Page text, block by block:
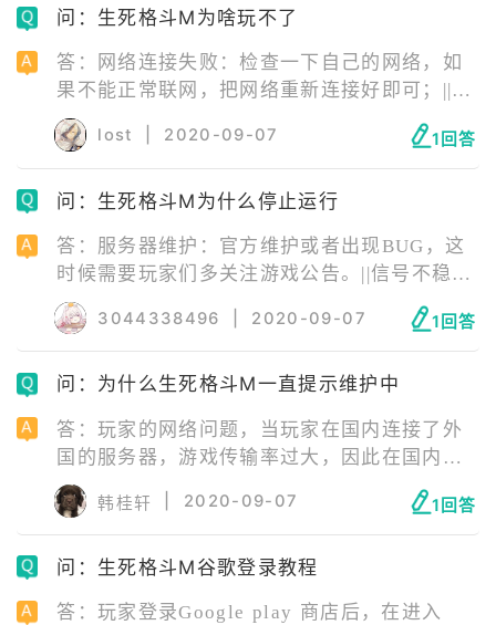
问：生死格斗M为啥玩不了
答：网络连接失败：检查一下自己的网络，如
果不能正常联网，把网络重新连接好即可；||服
务器正在维护：等待服务器维修结束即可；||安
装包错误：安装包错误需要玩家卸载游戏后，
去官网下载最新版游戏安装包重新安装游戏；||
手机配置不够：更换手机即可。
lost 2020-09-07 1回答
问：生死格斗M为什么停止运行
答：服务器维护：官方维护或者出现BUG，这
时候需要玩家们多关注游戏公告。||信号不稳
定：尽量打开4G进行游戏，WIFI需要找到信号
强的源头才行。||版本问题：不正式的版本，玩
家们也可以尝试下最新版游戏。||手机内存不
足，或存在游戏缓存：清理一下运行内存和手
3044338496 2020-09-07 1回答
问：为什么生死格斗M一直提示维护中
答：玩家的网络问题，当玩家在国内连接了外
国的服务器，游戏传输率过大，因此在国内的
网络根本无法运行。并不是说服务器真的在维
护。解决方法也简单，只要直接使用国内ID挂
一个加速器就能够正常使用了。
韩桂轩 2020-09-07 1回答
问：生死格斗M谷歌登录教程
答：玩家登录Google play 商店后，在进入